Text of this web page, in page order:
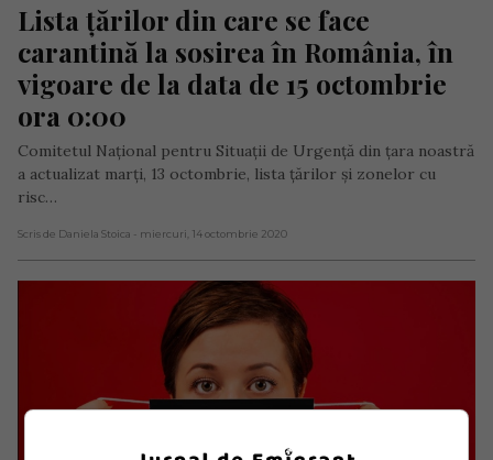
Lista țărilor din care se face
carantină la sosirea în România, în
vigoare de la data de 15 octombrie
ora 0:00
Comitetul Național pentru Situații de Urgență din țara noastră
a actualizat marți, 13 octombrie, lista țărilor și zonelor cu
risc…
Scris de Daniela Stoica - miercuri, 14 octombrie 2020